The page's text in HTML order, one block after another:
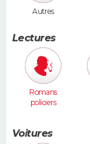
Autres
Lectures
Romans
policiers
Voitures